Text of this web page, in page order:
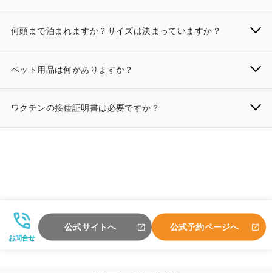
何頭まで泊まれますか？サイズは決まっていますか？
ペット用品は何がありますか？
ワクチンの接種証明書は必要ですか？
お問合せ
公式サイトへ 公式予約ページへ